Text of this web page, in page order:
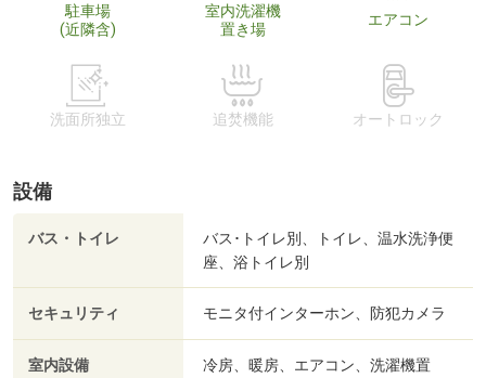
駐車場
(近隣含)
室内洗濯機
置き場
エアコン
洗面所独立 追焚機能 オートロック
設備
バス・トイレ
バス･トイレ別、トイレ、温水洗浄便
座、浴トイレ別
セキュリティ モニタ付インターホン、防犯カメラ
室内設備
冷房、暖房、エアコン、洗濯機置